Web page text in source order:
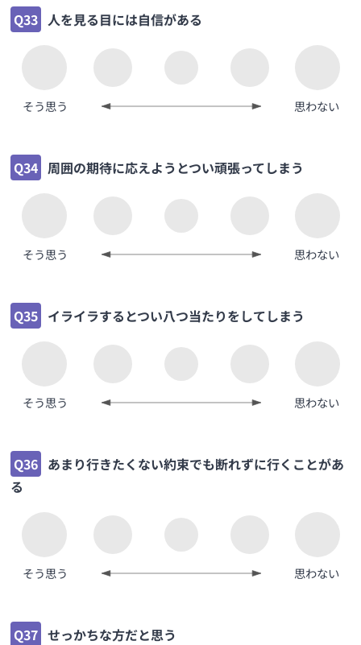
Q33 人を見る目には自信がある
そう思う 思わない
Q34 周囲の期待に応えようとつい頑張ってしまう
そう思う 思わない
Q35 イライラするとつい八つ当たりをしてしまう
そう思う 思わない
Q36 あまり行きたくない約束でも断れずに行くことがあ
る
そう思う 思わない
Q37 せっかちな方だと思う